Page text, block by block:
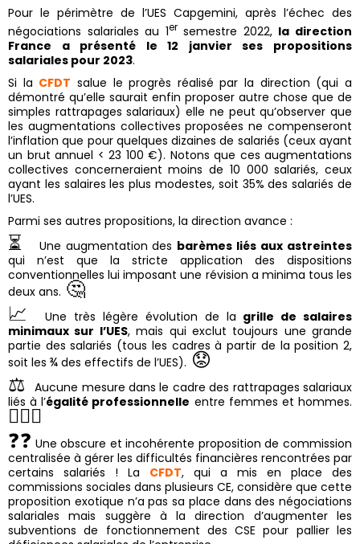
Pour le périmètre de l’UES Capgemini, après l’échec des
négociations salariales au 1ersemestre 2022, la direction
France a présenté le 12 janvier ses propositions
salariales pour 2023.
Si la CFDT salue le progrès réalisé par la direction (qui a
démontré qu’elle saurait enfin proposer autre chose que de
simples rattrapages salariaux) elle ne peut qu’observer que
les augmentations collectives proposées ne compenseront
l’inflation que pour quelques dizaines de salariés (ceux ayant
un brut annuel < 23 100 €). Notons que ces augmentations
collectives concerneraient moins de 10 000 salariés, ceux
ayant les salaires les plus modestes, soit 35% des salariés de
l’UES.
Parmi ses autres propositions, la direction avance :
⏳ Une augmentation des barèmes liés aux astreintes
qui n’est que la stricte application des dispositions
conventionnelles lui imposant une révision a minima tous les
deux ans. 🤔
📈
Une très légère évolution de la grille de salaires
minimaux sur l’UES, mais qui exclut toujours une grande
partie des salariés (tous les cadres à partir de la position 2,
soit les ¾ des effectifs de l’UES). 😟
⚖
Aucune mesure dans le cadre des rattrapages salariaux
liés à l’égalité professionnelle entre femmes et hommes.
👎🏼😡
❓❓ Une obscure et incohérente proposition de commission
centralisée à gérer les difficultés financières rencontrées par
certains salariés ! La CFDT, qui a mis en place des
commissions sociales dans plusieurs CE, considère que cette
proposition exotique n’a pas sa place dans des négociations
salariales mais suggère à la direction d’augmenter les
subventions de fonctionnement des CSE pour pallier les